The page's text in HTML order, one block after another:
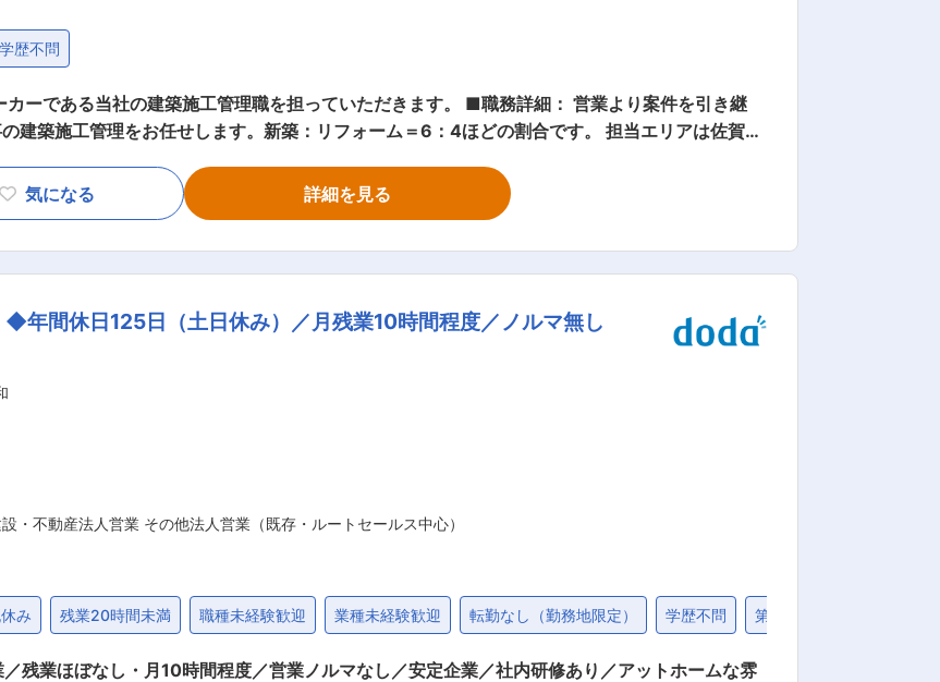
学歴不問
ーである当社の建築施工管理職を担っていただきます。 ■職務詳細： 営業より案件を引き継
建築施工管理をお任せします。新築：リフォーム＝6：4ほどの割合です。 担当エリアは佐賀県
、安全や品質管理、書類作成など多岐に渡ります。 当社の建築施工管理の特徴は、施主との打
ですので、顧客の要望を適切に汲み取り、提案・説明を行うなどの折衝が必要となるため、高
名（40代2名）の計7名です。 ・育成については、社長と現職の施工管理職の2名で行います。
、土木施工管理の実務経験をお持ちの方であれば大歓迎です！ 資格をお持ちでない方は、ご入
市内から通われている方もいらしゃいます。現場に応じて直行直帰可能ですので、ご自身のご
当社の強み： 当社の利用による満足値の高い顧客からの紹介が多く、積極的な営業活動はほと
の経営の中で当社のファンとなっていただける顧客も多く、地域で新築・リフォームが必要と
気になる 詳細を見る
年間休日125日（土日休み）／月残業10時間程度／ノルマ無し
・不動産法人営業 その他法人営業（既存・ルートセールス中心）
み 残業20時間未満 職種未経験歓迎 業種未経験歓迎 転勤なし（勤務地限定） 学歴不問 第二新卒歓迎
業ほぼなし・月10時間程度／営業ノルマなし／安定企業／社内研修あり／アットホームな雰